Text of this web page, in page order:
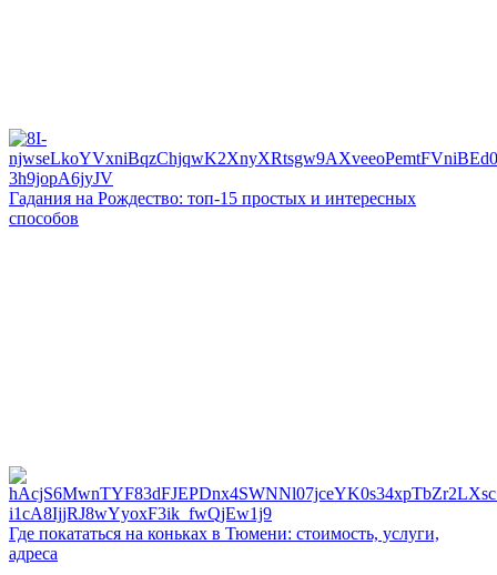
Гадания на Рождество: топ-15 простых и интересных
способов
Где покататься на коньках в Тюмени: стоимость, услуги,
адреса